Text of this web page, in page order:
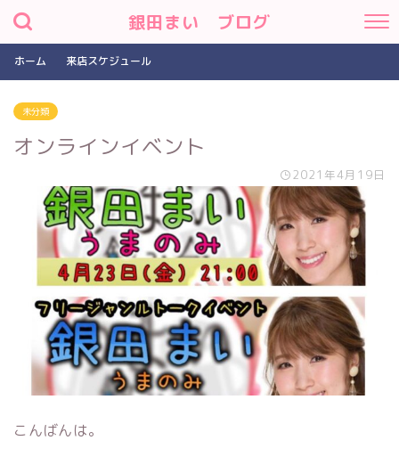
銀田まい ブログ
ホーム 来店スケジュール
未分類
オンラインイベント
2021年4月19日
こんばんは。